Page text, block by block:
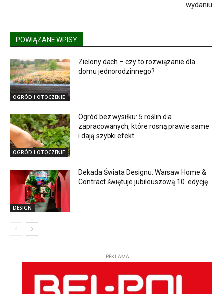
wydaniu
POWIĄZANE WPISY
OGRÓD I OTOCZENIE
Zielony dach – czy to rozwiązanie dla
domu jednorodzinnego?
OGRÓD I OTOCZENIE
Ogród bez wysiłku: 5 roślin dla
zapracowanych, które rosną prawie same
i dają szybki efekt
DESIGN
Dekada Świata Designu. Warsaw Home &
Contract świętuje jubileuszową 10. edycję
REKLAMA